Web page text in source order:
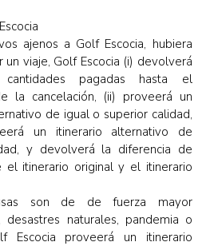
ajenos a Golf Escocia, hubiera
un viaje, Golf Escocia (i) devolverá
pagadas hasta el
la cancelación, (ii) proveerá un
de igual o superior calidad,
un itinerario alternativo de
y devolverá la diferencia de
el itinerario original y el itinerario
son de de fuerza mayor
desastres naturales, pandemia o
Escocia proveerá un itinerario